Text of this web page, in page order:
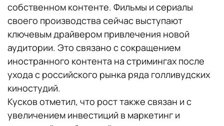
собственном контенте. Фильмы и сериалы
своего производства сейчас выступают
ключевым драйвером привлечения новой
аудитории. Это связано с сокращением
иностранного контента на стримингах после
ухода с российского рынка ряда голливудских
киностудий.
Кусков отметил, что рост также связан и с
увеличением инвестиций в маркетинг и